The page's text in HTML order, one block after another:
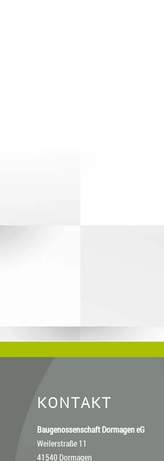
KONTAKT
Baugenossenschaft Dormagen eG
Weilerstraße 11
41540 Dormagen